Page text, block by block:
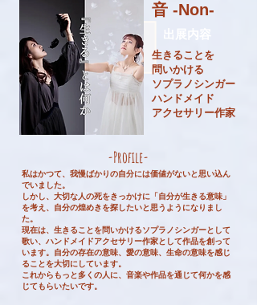
​音 -Non-
​出展内容
-Profile-
私はかつて、我慢ばかりの自分には価値がないと思い込ん
でいました。
しかし、大切な人の死をきっかけに「自分が生きる意味」
を考え、自分の煌めきを探したいと思うようになりまし
た。
現在は、生きることを問いかけるソプラノシンガーとして
歌い、ハンドメイドアクセサリー作家として作品を創って
います。自分の存在の意味、愛の意味、生命の意味を感じ
ることを大切にしています。
これからもっと多くの人に、音楽や作品を通じて何かを感
じてもらいたいです。
生きることを
問いかける
ソプラノシンガー
ハンドメイド
​アクセサリー作家